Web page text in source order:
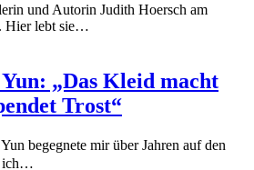
und Autorin Judith Hoersch am
Hier lebt sie…
„Das Kleid macht
Trost“
begegnete mir über Jahren auf den
ich…